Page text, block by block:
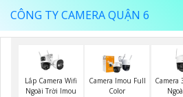
CÔNG TY CAMERA QUẬN 6
Lắp Camera Wifi
Ngoài Trời Imou
Camera Imou Full
Color
Camera